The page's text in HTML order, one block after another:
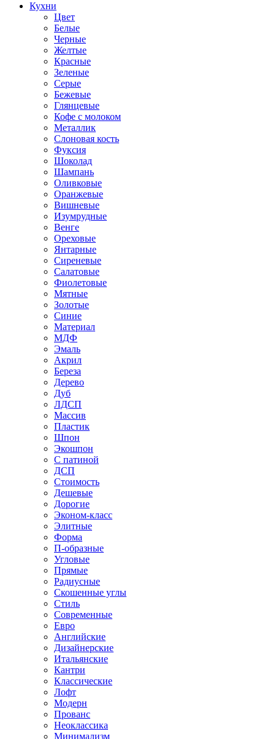
Кухни
Цвет
Белые
Черные
Желтые
Красные
Зеленые
Серые
Бежевые
Глянцевые
Кофе с молоком
Металлик
Слоновая кость
Фуксия
Шоколад
Шампань
Оливковые
Оранжевые
Вишневые
Изумрудные
Венге
Ореховые
Янтарные
Сиреневые
Салатовые
Фиолетовые
Мятные
Золотые
Синие
Материал
МДФ
Эмаль
Акрил
Береза
Дерево
Дуб
ЛДСП
Массив
Пластик
Шпон
Экошпон
С патиной
ДСП
Стоимость
Дешевые
Дорогие
Эконом-класс
Элитные
Форма
П-образные
Угловые
Прямые
Радиусные
Скошенные углы
Стиль
Современные
Евро
Английские
Дизайнерские
Итальянские
Кантри
Классические
Лофт
Модерн
Прованс
Неоклассика
Минимализм